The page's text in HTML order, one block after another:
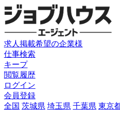
求人掲載希望の企業様
仕事検索
キープ
閲覧履歴
ログイン
会員登録
全国 茨城県 埼玉県 千葉県 東京